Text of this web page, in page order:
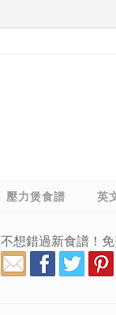
壓力煲食譜 英
不想錯過新食譜！